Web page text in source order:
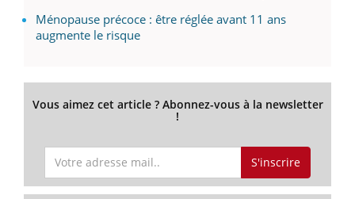
Ménopause précoce : être réglée avant 11 ans
augmente le risque
Vous aimez cet article ? Abonnez-vous à la newsletter
!
S'inscrire